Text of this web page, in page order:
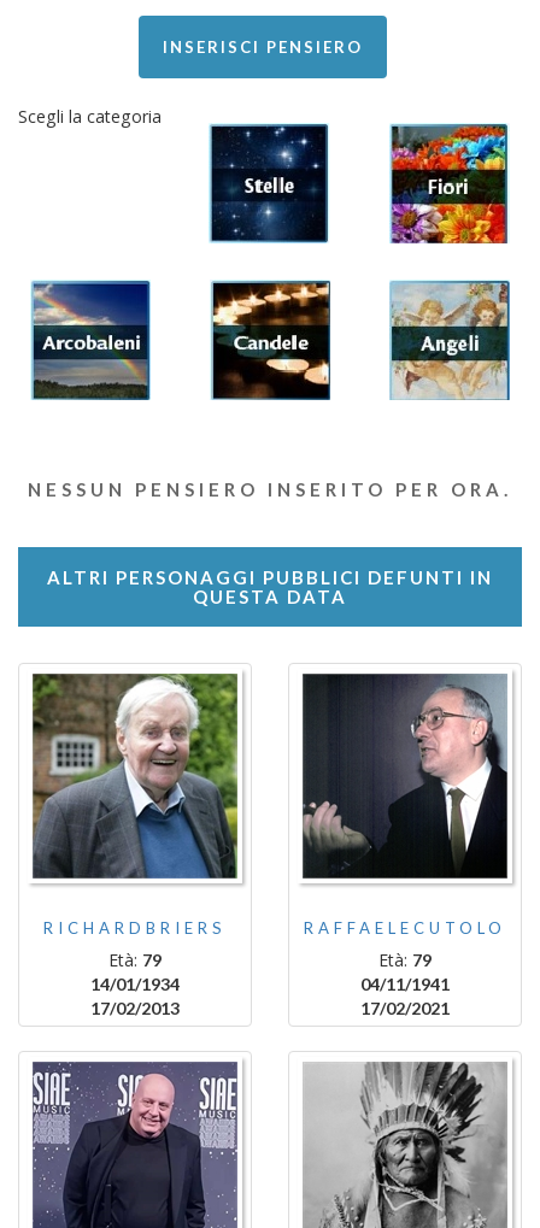
INSERISCI PENSIERO
Scegli la categoria
NESSUN PENSIERO INSERITO PER ORA.
ALTRI PERSONAGGI PUBBLICI DEFUNTI IN
QUESTA DATA
RICHARDBRIERS
Età: 79
14/01/1934
17/02/2013
RAFFAELECUTOLO
Età: 79
04/11/1941
17/02/2021